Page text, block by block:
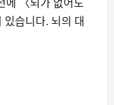
습니다. 뇌의 대